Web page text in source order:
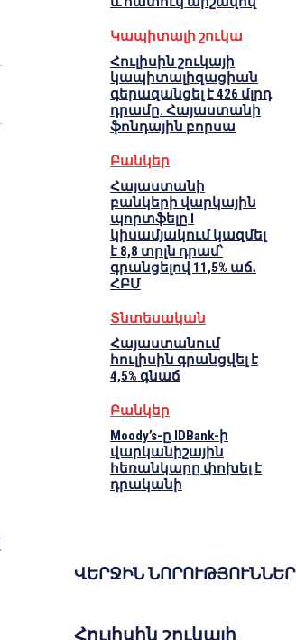
Կապիտալի շուկա
Հուլիսին շուկայի
կապիտալիզացիան
գերազանցել է 426 մլրդ
դրամը. Հայաստանի
ֆոնդային բորսա
Բանկեր
Հայաստանի
բանկերի վարկային
պորտֆելը I
կիսամյակում կազմել
է 8,8 տրլն դրամ՝
գրանցելով 11,5% աճ․
ՀԲՄ
Տնտեսական
Հայաստանում
հուլիսին գրանցվել է
4,5% գնաճ
Բանկեր
Moody’s-ը IDBank-ի
վարկանիշային
հեռանկարը փոխել է
դրականի
ՎԵՐՋԻՆ ՆՈՐՈՒԹՅՈՒՆՆԵՐ
Հուլիսին շուկայի